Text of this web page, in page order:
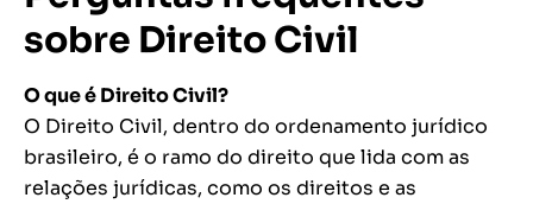
sobre Direito Civil
O que é Direito Civil?
O Direito Civil, dentro do ordenamento jurídico
brasileiro, é o ramo do direito que lida com as
relações jurídicas, como os direitos e as